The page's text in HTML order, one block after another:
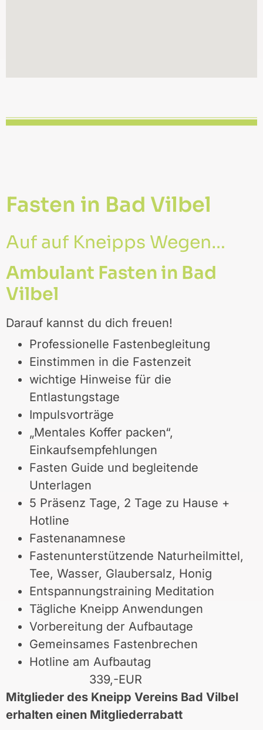
Fasten in Bad Vilbel
Auf auf Kneipps Wegen…
Ambulant Fasten in Bad
Vilbel
Darauf kannst du dich freuen!
Professionelle Fastenbegleitung
Einstimmen in die Fastenzeit
wichtige Hinweise für die
Entlastungstage
Impulsvorträge
„Mentales Koffer packen“,
Einkaufsempfehlungen
Fasten Guide und begleitende
Unterlagen
5 Präsenz Tage, 2 Tage zu Hause +
Hotline
Fastenanamnese
Fastenunterstützende Naturheilmittel,
Tee, Wasser, Glaubersalz, Honig
Entspannungstraining Meditation
Tägliche Kneipp Anwendungen
Vorbereitung der Aufbautage
Gemeinsames Fastenbrechen
Hotline am Aufbautag
339,-EUR
Mitglieder des Kneipp Vereins Bad Vilbel
erhalten einen Mitgliederrabatt